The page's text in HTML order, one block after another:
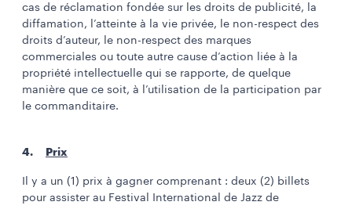
cas de réclamation fondée sur les droits de publicité, la
diffamation, l’atteinte à la vie privée, le non-respect des
droits d’auteur, le non-respect des marques
commerciales ou toute autre cause d’action liée à la
propriété intellectuelle qui se rapporte, de quelque
manière que ce soit, à l’utilisation de la participation par
le commanditaire.
4. Prix
Il y a un (1) prix à gagner comprenant : deux (2) billets
pour assister au Festival International de Jazz de